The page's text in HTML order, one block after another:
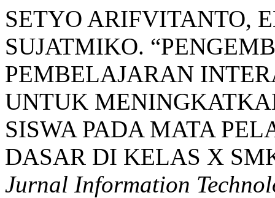
SETYO ARIFVITANTO,
SUJATMIKO.
PEMBELAJARAN
UNTUK
SISWA PADA MATA
DASAR DI KELAS X
Jurnal Information